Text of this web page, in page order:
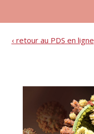
‹ retour au PDS en ligne